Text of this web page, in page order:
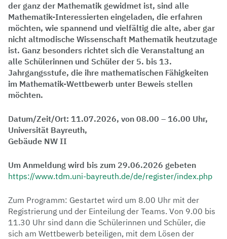
der ganz der Mathematik gewidmet ist, sind alle
Mathematik-Interessierten eingeladen, die erfahren
möchten, wie spannend und vielfältig die alte, aber gar
nicht altmodische Wissenschaft Mathematik heutzutage
ist. Ganz besonders richtet sich die Veranstaltung an
alle Schülerinnen und Schüler der 5. bis 13.
Jahrgangsstufe, die ihre mathematischen Fähigkeiten
im Mathematik-Wettbewerb unter Beweis stellen
möchten.
Datum/Zeit/Ort: 11.07.2026, von 08.00 – 16.00 Uhr,
Universität Bayreuth,
Gebäude NW II
Um Anmeldung wird bis zum 29.06.2026 gebeten
https://www.tdm.uni-bayreuth.de/de/register/index.php
Zum Programm: Gestartet wird um 8.00 Uhr mit der
Registrierung und der Einteilung der Teams. Von 9.00 bis
11.30 Uhr sind dann die Schülerinnen und Schüler, die
sich am Wettbewerb beteiligen, mit dem Lösen der